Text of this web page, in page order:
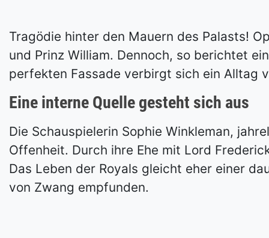
Tragödie hinter den Mauern des Palasts!
und Prinz William. Dennoch, so berichtet
perfekten Fassade verbirgt sich ein Alltag
Eine interne Quelle gesteht sich aus
Die Schauspielerin Sophie Winkleman,
Offenheit. Durch ihre Ehe mit Lord
Das Leben der Royals gleicht eher einer
von Zwang empfunden.